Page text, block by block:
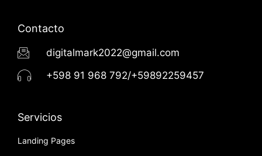
Contacto
digitalmark2022@gmail.com
+598 91 968 792/+59892259457
Servicios
Landing Pages